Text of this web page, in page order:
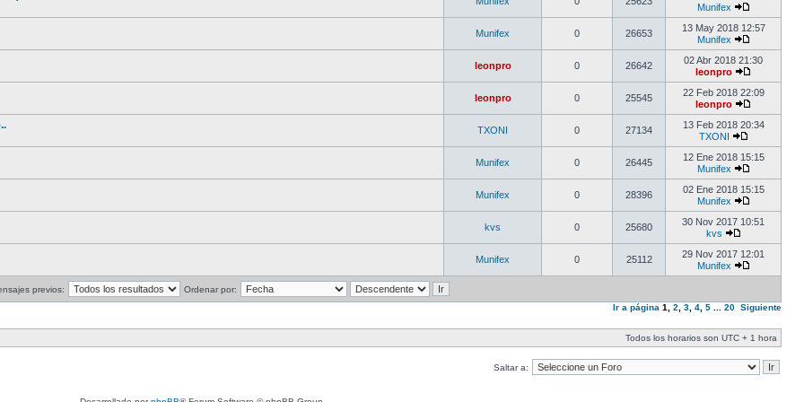
Munifex
Munifex 0 26653
13 May 2018 12:57
Munifex
leonpro 0 26642
02 Abr 2018 21:30
leonpro
leonpro 0 25545
22 Feb 2018 22:09
leonpro
TXONI 0 27134
13 Feb 2018 20:34
TXONI
Munifex 0 26445
12 Ene 2018 15:15
Munifex
Munifex 0 28396
02 Ene 2018 15:15
Munifex
kvs 0 25680
30 Nov 2017 10:51
kvs
Munifex 0 25112
29 Nov 2017 12:01
Munifex
previos:
Ordenar por:
Ir a página 1 2 3 4 5 20 Siguiente
Todos los horarios son UTC + 1 hora
Saltar a: